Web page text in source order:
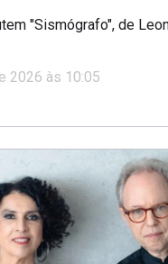
"Sismógrafo", de
2026 às 10:05